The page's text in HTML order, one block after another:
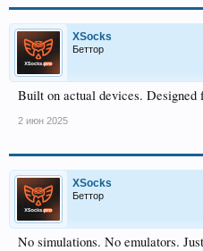
XSocks
Беттор
Built on actual devices. Designed
2 июн 2025
XSocks
Беттор
No simulations. No emulators.